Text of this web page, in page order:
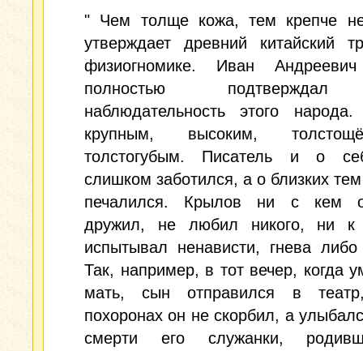
" Чем толще кожа, тем крепче
утверждает древний китайский
физиогномике. Иван
полностью
наблюдательность этого
крупным, высоким,
толстогубым. Писатель и о
слишком заботился, а о близких
печалился. Крылов ни с кем
дружил, не любил никого, ни
испытывал ненависти, гнева
Так, например, в тот вечер, когда
мать, сын отправился в
похоронах он не скорбил, а
смерти его служанки,